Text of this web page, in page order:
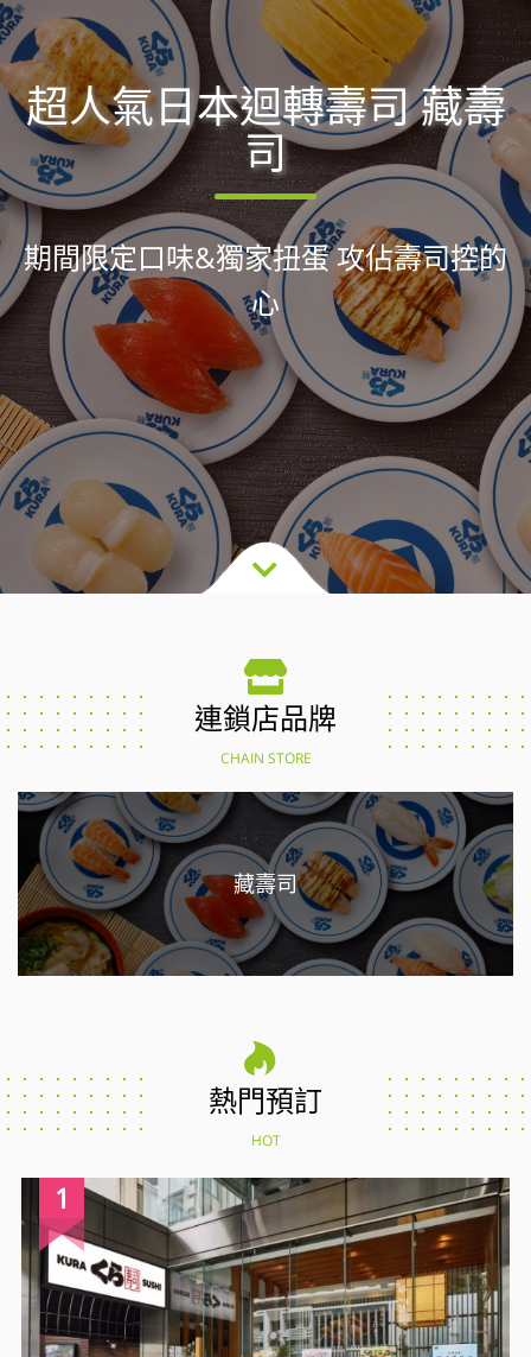
超人氣日本迴轉壽司 藏壽
司
期間限定口味&獨家扭蛋 攻佔壽司控的
心
連鎖店品牌
CHAIN STORE
藏壽司
熱門預訂
HOT
1